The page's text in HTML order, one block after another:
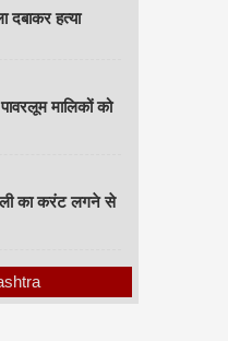
दबाकर हत्या
मालिकों को
का करंट लगने से